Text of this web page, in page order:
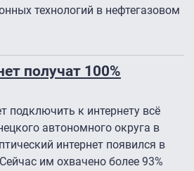
технологий в нефтегазовом
получат 100%
подключить к интернету всё
автономного округа в
интернет появился в
им охвачено более 93%